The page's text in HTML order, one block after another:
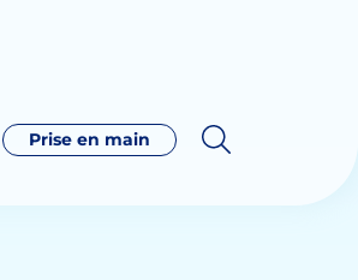
Prise en main